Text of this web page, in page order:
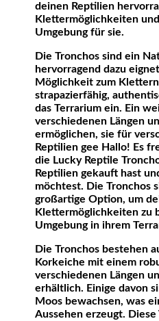
deinen Reptilien
Klettermöglichkeiten
Umgebung für sie.
Die Tronchos sind ein
hervorragend dazu
Möglichkeit zum
strapazierfähig,
das Terrarium ein. Ein
verschiedenen Längen
ermöglichen, sie für
Reptilien gee Hallo! Es
die Lucky Reptile
Reptilien gekauft hast
möchtest. Die Tronchos
großartige Option, um
Klettermöglichkeiten zu
Umgebung in ihrem
Die Tronchos bestehen
Korkeiche mit einem
verschiedenen Längen
erhältlich. Einige davon
Moos bewachsen, was
Aussehen erzeugt.